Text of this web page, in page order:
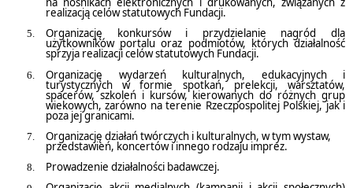
realizacją celów statutowych Fundacji.
Organizację konkursów i przydzielanie nagród dla
użytkowników portalu oraz podmiotów, których działalność
sprzyja realizacji celów statutowych Fundacji.
Organizację wydarzeń kulturalnych, edukacyjnych i
turystycznych w formie spotkań, prelekcji, warsztatów,
spacerów, szkoleń i kursów, kierowanych do różnych grup
wiekowych, zarówno na terenie Rzeczpospolitej Polskiej, jak i
poza jej granicami.
Organizację działań twórczych i kulturalnych, w tym wystaw,
przedstawień, koncertów i innego rodzaju imprez.
Prowadzenie działalności badawczej.